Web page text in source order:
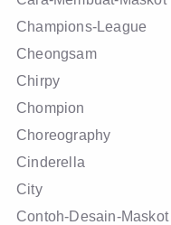
Champions-League
Cheongsam
Chirpy
Chompion
Choreography
Cinderella
City
Contoh-Desain-Maskot